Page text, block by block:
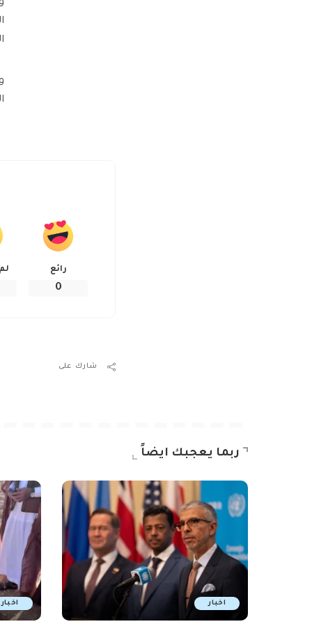
رائع
0
شارك على
ربما يعجبك ايضاً
اخبار اخبار